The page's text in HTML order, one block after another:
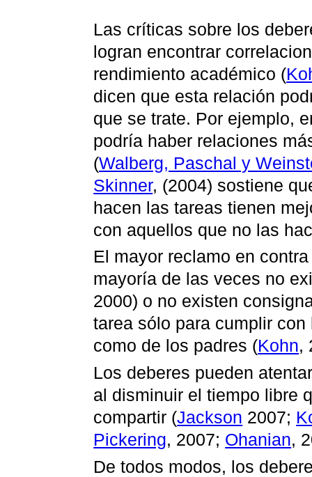
Las críticas sobre los
logran encontrar
rendimiento académico (
dicen que esta relación
que se trate. Por ejemplo,
podría haber relaciones
(Walberg, Paschal y
Skinner, (2004) sostiene
hacen las tareas tienen
con aquellos que no las
El mayor reclamo en
mayoría de las veces no
2000) o no existen
tarea sólo para cumplir
como de los padres (Kohn,
Los deberes pueden
al disminuir el tiempo libre
compartir (Jackson 2007;
Pickering, 2007; Ohanian,
De todos modos, los